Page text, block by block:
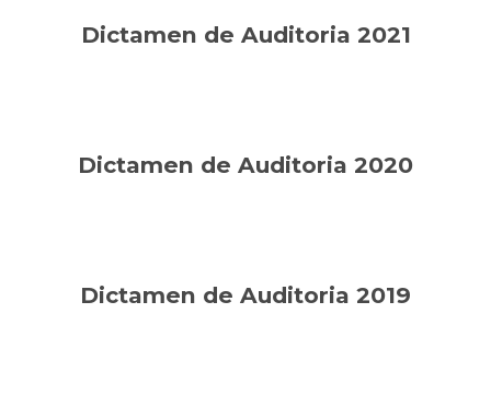
Dictamen de Auditoria 2021
Dictamen de Auditoria 2020
Dictamen de Auditoria 2019